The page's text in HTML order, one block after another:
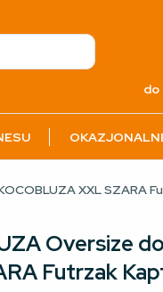
do
XXL SZARA
Oversize
Futrzak